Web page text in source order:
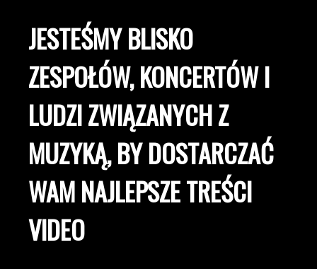
JESTEŚMY BLISKO
ZESPOŁÓW, KONCERTÓW I
LUDZI ZWIĄZANYCH Z
MUZYKĄ, BY DOSTARCZAĆ
WAM NAJLEPSZE TREŚCI
VIDEO